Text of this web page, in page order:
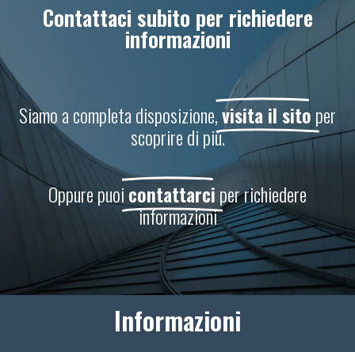
Contattaci subito per richiedere
informazioni
Siamo a completa disposizione,visita il sitoper
scoprire di più.
Oppure puoicontattarciper richiedere
informazioni
Informazioni